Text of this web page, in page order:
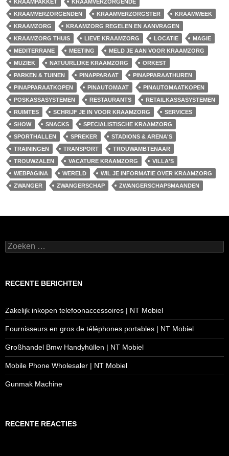
KRAAMPAKKET
KRAAMVERZORGENDE
KRAAMVERZORGENDEN
KRAAMVERZORGSTER
KRAAMWEEK
KRAAMZORG
KRAAMZORG REGELEN EN AANVRAGEN
KRAAMZORG THUIS
LIEVE KRAAMZORG LOCATIE
MAGIE
MEDITERRANE
MEETING
MELD JE AAN VOOR KRAAMZORG
MUZIEK
NATUURLIJKE KRAAMZORG
ORKEST
PARKEN & TUINEN
PINAPPARAAT
PINAPPARAATHUREN
PINAPPARAATKOPEN
PINAUTOMAAT
PINAUTOMAATKOPEN
POSKASSASYSTEMEN
RESTAURANTS
RETAILKASSASYSTEMEN
RUIMTES
SCHRIJF JE IN VOOR KRAAMZORG
SERVICES
SHOW
SNACKS
SPECIALISTISCHE KRAAMZORG
SPORTHALLEN
SPREKER
STADIONS & ARENA'S
TRAININGEN
TRANSPORT
TROUWAMBTENAAR
TROUWZALEN
VACATURE KRAAMZORG
VILLA'S
WEBPAGINA
WERELD
WIL JE INFORMATIE OVER KRAAMZORG
ZWANGER
ZWANGERSCHAP ZWANGERSCHAPSMAANDEN
Zoeken
naar:
RECENTE BERICHTEN
Zakelijk inkopen telefoonaccessoires | NT Mobiel
Fournisseurs en gros de téléphones portables | NT Mobiel
Großhandel Bmw Handyhüllen | NT Mobiel
Mobile Phone Wholesaler | NT Mobiel
Gunmak Machine
RECENTE REACTIES